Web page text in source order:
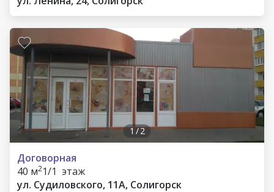
1/2
Договорная
40 м21/1 этаж
ул. Судиловского, 11А, Солигорск